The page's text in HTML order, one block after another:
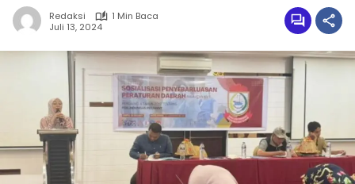
Redaksi
1 Min Baca
Juli 13, 2024